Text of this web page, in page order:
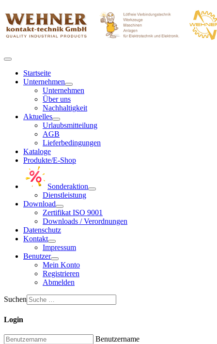
Startseite
Unternehmen
Unternehmen
Über uns
Nachhaltigkeit
Aktuelles
Urlaubsmitteilung
AGB
Lieferbedingungen
Kataloge
Produkte/E-Shop
Sonderaktion
Dienstleistung
Download
Zertifikat ISO 9001
Downloads / Verordnungen
Datenschutz
Kontakt
Impressum
Benutzer
Mein Konto
Registrieren
Abmelden
Suchen
Login
Benutzername